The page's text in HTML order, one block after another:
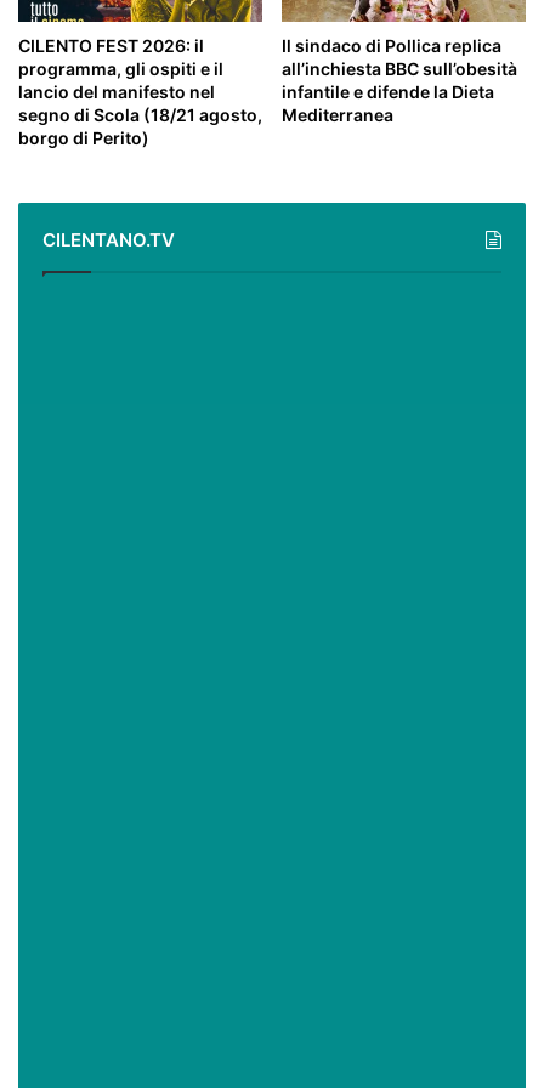
CILENTO FEST 2026: il
programma, gli ospiti e il
lancio del manifesto nel
segno di Scola (18/21 agosto,
borgo di Perito)
Il sindaco di Pollica replica
all’inchiesta BBC sull’obesità
infantile e difende la Dieta
Mediterranea
CILENTANO.TV